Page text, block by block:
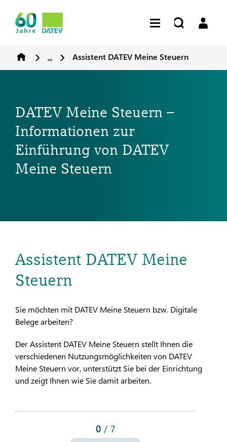
... Assistent DATEV Meine Steuern
DATEV Meine Steuern –
Informationen zur
Einführung von DATEV
Meine Steuern
Assistent DATEV Meine
Steuern
Sie möchten mit DATEV Meine Steuern bzw. Digitale
Belege arbeiten?
Der Assistent DATEV Meine Steuern stellt Ihnen die
verschiedenen Nutzungsmöglichkeiten von DATEV
Meine Steuern vor, unterstützt Sie bei der Einrichtung
und zeigt Ihnen wie Sie damit arbeiten.
0 / 7